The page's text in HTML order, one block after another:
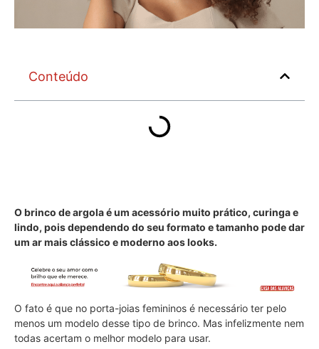
Conteúdo
O brinco de argola é um acessório muito prático, curinga e
lindo, pois dependendo do seu formato e tamanho pode dar
um ar mais clássico e moderno aos looks.
O fato é que no porta-joias femininos é necessário ter pelo
menos um modelo desse tipo de brinco. Mas infelizmente nem
todas acertam o melhor modelo para usar.